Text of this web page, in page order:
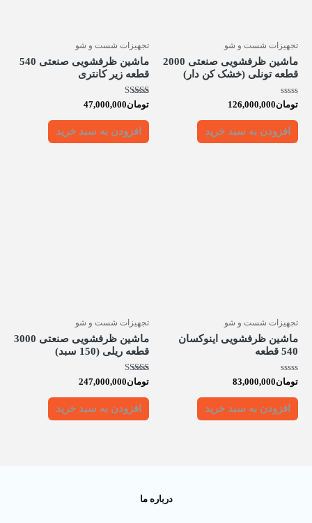
تجهیزات شست و شو
ماشین ظرفشویی صنعتی 2000
قطعه تونلی (خشک کن دار)
امتیاز
0
از
تومان126,000,000
افزودن به سبد خرید
تجهیزات شست و شو
ماشین ظرفشویی صنعتی 540
قطعه زیر کانتری
امتیاز
5.00
از 5
تومان47,000,000
افزودن به سبد خرید
تجهیزات شست و شو
ماشین ظرفشویی اینوکسان
540 قطعه
امتیاز
0
از
تومان83,000,000
افزودن به سبد خرید
تجهیزات شست و شو
ماشین ظرفشویی صنعتی 3000
قطعه ریلی (150 سبد)
امتیاز
5.00
از 5
تومان247,000,000
افزودن به سبد خرید
درباره ما